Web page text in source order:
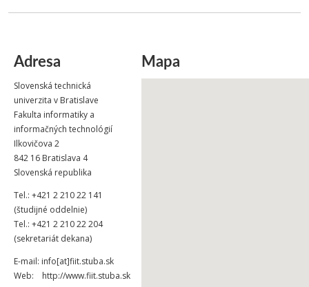
Adresa
Slovenská technická
univerzita v Bratislave
Fakulta informatiky a
informačných technológií
Ilkovičova 2
842 16 Bratislava 4
Slovenská republika
Tel.: +421 2 210 22 141
(študijné oddelnie)
Tel.: +421 2 210 22 204
(sekretariát dekana)
E-mail: info[at]fiit.stuba.sk
Web: http://www.fiit.stuba.sk
Mapa